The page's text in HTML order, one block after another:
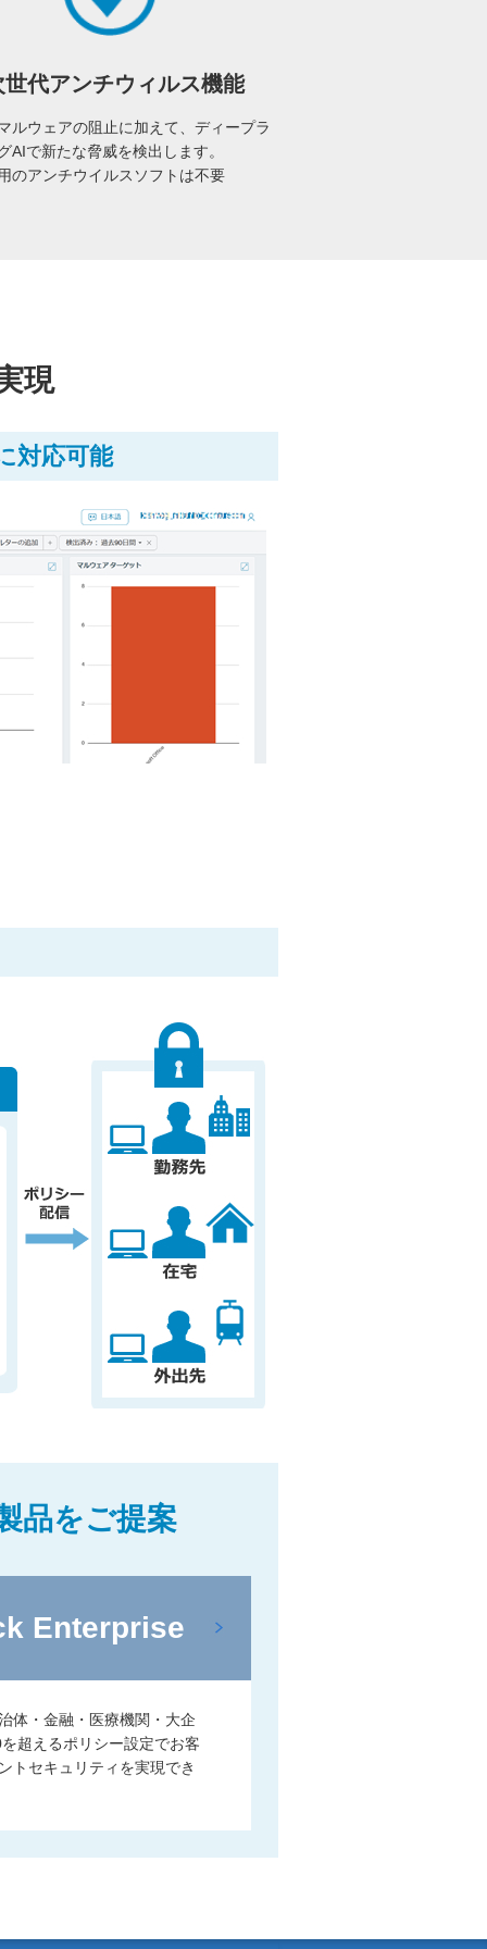
世代アンチウィルス機能
ルウェアの阻止に加えて、ディープラ
AIで新たな脅威を検出します。
のアンチウイルスソフトは不要
現
対応可能
品をご提案
Enterprise
体・金融・医療機関・大企
超えるポリシー設定でお客
トセキュリティを実現でき